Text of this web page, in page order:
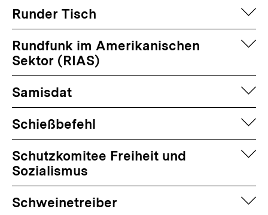
Runder Tisch
Rundfunk im Amerikanischen
Sektor (RIAS)
Samisdat
Schießbefehl
Schutzkomitee Freiheit und
Sozialismus
Schweinetreiber